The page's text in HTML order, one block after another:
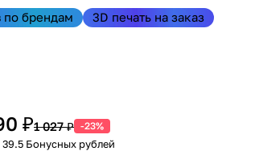
по брендам 3D печать на заказ
₽1 027 ₽ -23%
39.5 Бонусных рублей